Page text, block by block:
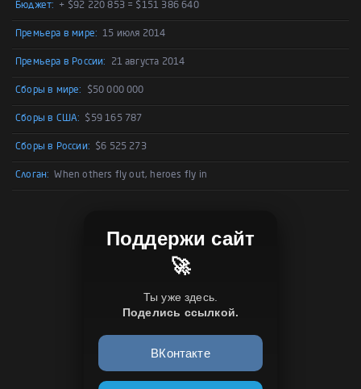
Бюджет: + $92 220 853 = $151 386 640
Премьера в мире: 15 июля 2014
Премьера в России: 21 августа 2014
Сборы в мире: $50 000 000
Сборы в США: $59 165 787
Сборы в России: $6 525 273
Слоган: When others fly out, heroes fly in
Поддержи сайт
🚀
Ты уже здесь.
Поделись ссылкой.
ВКонтакте